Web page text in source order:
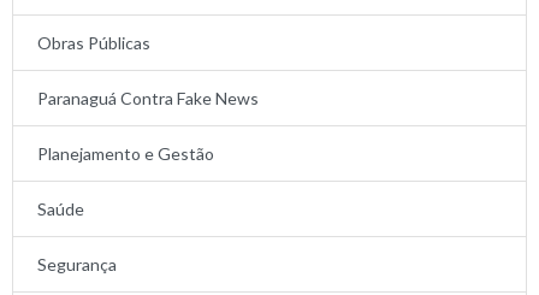
Obras Públicas
Paranaguá Contra Fake News
Planejamento e Gestão
Saúde
Segurança